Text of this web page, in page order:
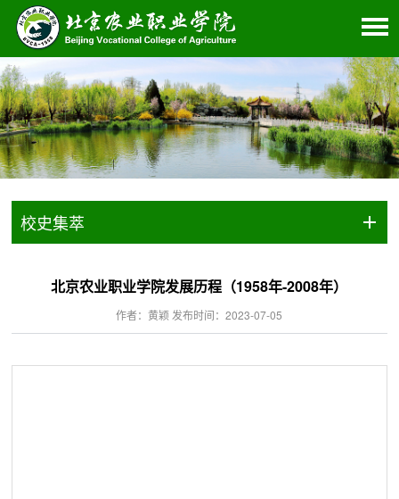
校史集萃
北京农业职业学院发展历程（1958年-2008年）
作者：黄颖 发布时间：2023-07-05